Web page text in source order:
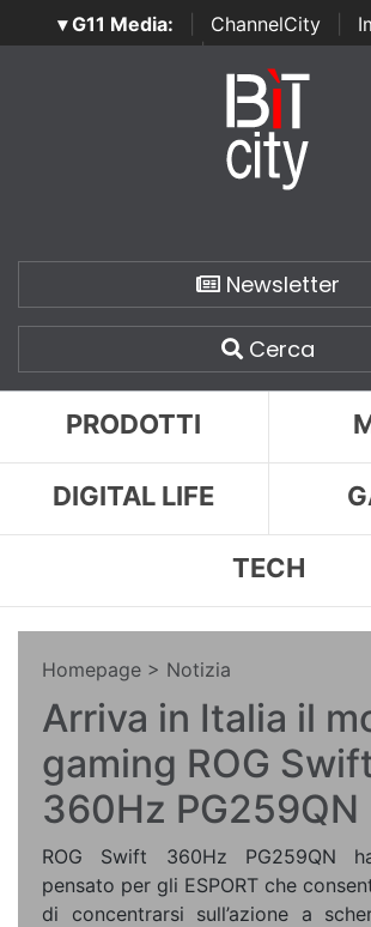
▾ G11 Media: ChannelCity
SecurityOpenLab | Italian Channel
Italian Security
Newsletter
Cerca
PRODOTTI
DIGITAL LIFE
TECH
Homepage > Notizia
Arriva in Italia il
gaming ROG
360Hz PG259QN
ROG Swift 360Hz PG259QN
pensato per gli ESPORT che
di concentrarsi sull’azione a